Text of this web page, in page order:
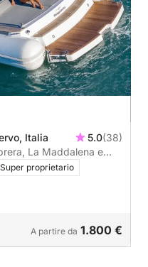
Italia 5.0(38)
La Maddalena e
Super proprietario
A partire da 1.800 €